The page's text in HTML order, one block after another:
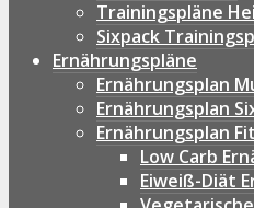
Trainingspläne
Sixpack
Ernährungspläne
Ernährungsplan
Ernährungsplan
Ernährungsplan
Low Carb
Eiweiß-Diät